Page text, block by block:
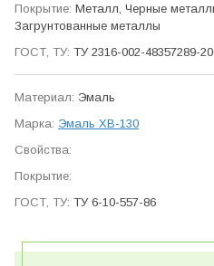
Металл, Черные
Загрунтованные металлы
ТУ 2316-002-48357289-
Эмаль
Эмаль ХВ-130
ТУ 6-10-557-86